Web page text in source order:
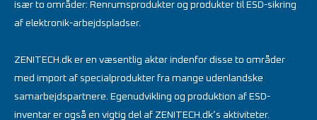
især to områder: Renrumsprodukter og produkter til ESD-sikring
af elektronik-arbejdspladser.
ZENITECH.dk er en væsentlig aktør indenfor disse to områder
med import af specialprodukter fra mange udenlandske
samarbejdspartnere. Egenudvikling og produktion af ESD-
inventar er også en vigtig del af ZENITECH.dk’s aktiviteter.